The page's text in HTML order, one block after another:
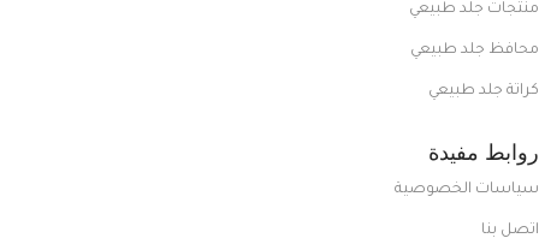
منتجات جلد طبيعي
محافظ جلد طبيعي
كراتة جلد طبيعي
روابط مفيدة
سياسات الخصوصية
اتصل بنا